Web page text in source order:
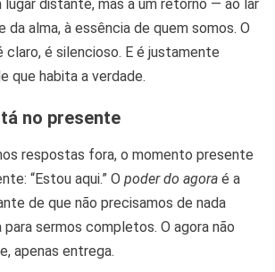
lugar distante, mas a um retorno — ao lar
da alma, à essência de quem somos. O
claro, é silencioso. E é justamente
que habita a verdade.
no presente
respostas fora, o momento presente
“Estou aqui.” O poder do agoraé a
de que não precisamos de nada
sermos completos. O agora não
apenas entrega.